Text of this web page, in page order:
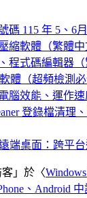
碼 115 年 5、6月
縮軟體（繁體中
程式碼編輯器（
體（超頻檢測必
電腦效能、運作
登錄檔清理
端桌面：跨平
客 」於〈
、Android